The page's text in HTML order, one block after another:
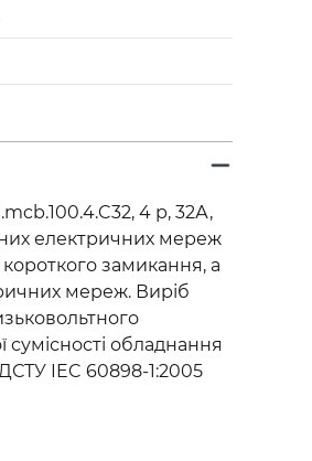
4 р, 32А,
електричних мереж
замикання, а
мереж. Виріб
обладнання
IEC 60898-1:2005